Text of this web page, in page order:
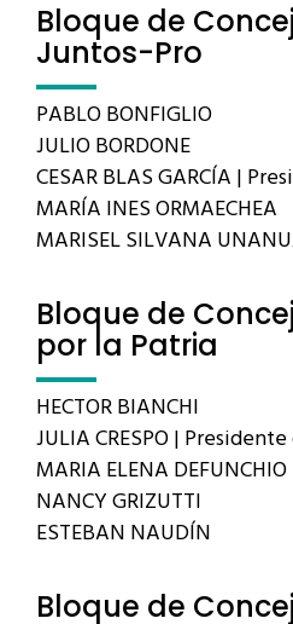
Bloque de
Juntos-Pro
PABLO BONFIGLIO
JULIO BORDONE
CESAR BLAS GARCÍA |
MARÍA INES ORMAECHEA
MARISEL SILVANA
Bloque de
por la Patria
HECTOR BIANCHI
JULIA CRESPO |
MARIA ELENA DEFUNCHIO
NANCY GRIZUTTI
ESTEBAN NAUDÍN
Bloque de